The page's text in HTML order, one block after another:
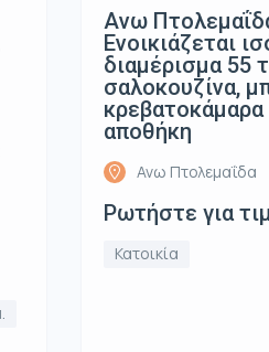
Ανω
Ενοικιάζεται
διαμέρισμα 55
σαλοκουζίνα,
κρεβατοκάμαρα
αποθήκη
Ανω Πτολεμαΐδα
Ρωτήστε για
Κατοικία